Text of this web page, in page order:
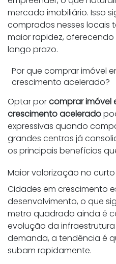
mercado imobiliário. Isso
comprados nesses locais
maior rapidez,
longo prazo.
Por que comprar imóvel
crescimento acelerado?
Optar porcomprar imóvel
crescimento acelerado
expressivas quando
grandes centros já
os principais benefícios
Maior valorização no
Cidades em crescimento
desenvolvimento, o que
metro quadrado ainda é
evolução da
demanda, a tendência é
subam rapidamente.